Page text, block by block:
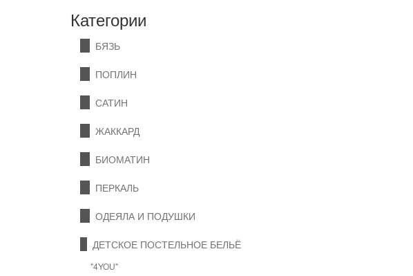
Категории
БЯЗЬ
ПОПЛИН
САТИН
ЖАККАРД
БИОМАТИН
ПЕРКАЛЬ
ОДЕЯЛА И ПОДУШКИ
ДЕТСКОЕ ПОСТЕЛЬНОЕ БЕЛЬЁ
"4YOU"